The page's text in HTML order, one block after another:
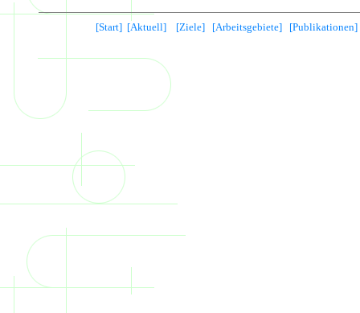
[Start] [Aktuell] [Ziele] [Arbeitsgebiete] [Publikationen]